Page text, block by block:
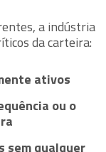
a indústria
da carteira:
ativos
ou o
sem qualquer